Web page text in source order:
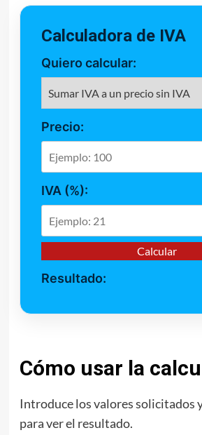
Calculadora de IVA
Quiero calcular:
Precio:
IVA (%):
Calcular
Resultado:
Cómo usar la
Introduce los valores solicitados
para ver el resultado.